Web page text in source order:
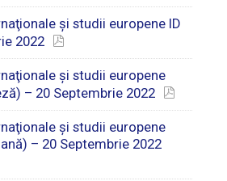
şi studii europene ID
2022
şi studii europene
– 20 Septembrie 2022
şi studii europene
– 20 Septembrie 2022